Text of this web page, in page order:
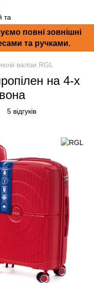
повні зовнішні
та ручками.
валізи RGL
на 4-х
5 відгуків